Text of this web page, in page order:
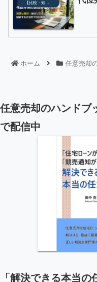
【比較・知識】正しい選択をするために
ホーム 任意売却
任意売却のハンド
で配信中
「解決できる本当